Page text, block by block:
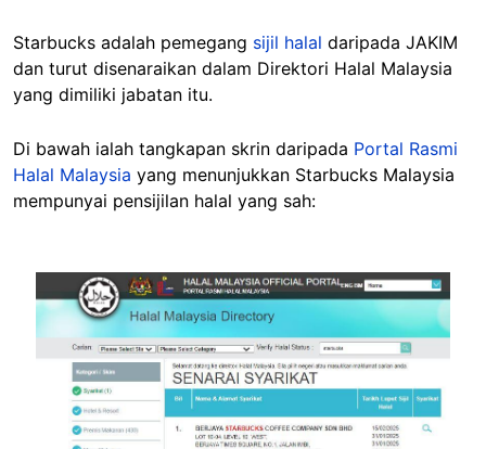
Starbucks adalah pemegang sijil halal daripada JAKIM
dan turut disenaraikan dalam Direktori Halal Malaysia
yang dimiliki jabatan itu.
Di bawah ialah tangkapan skrin daripada Portal Rasmi
Halal Malaysia yang menunjukkan Starbucks Malaysia
mempunyai pensijilan halal yang sah: